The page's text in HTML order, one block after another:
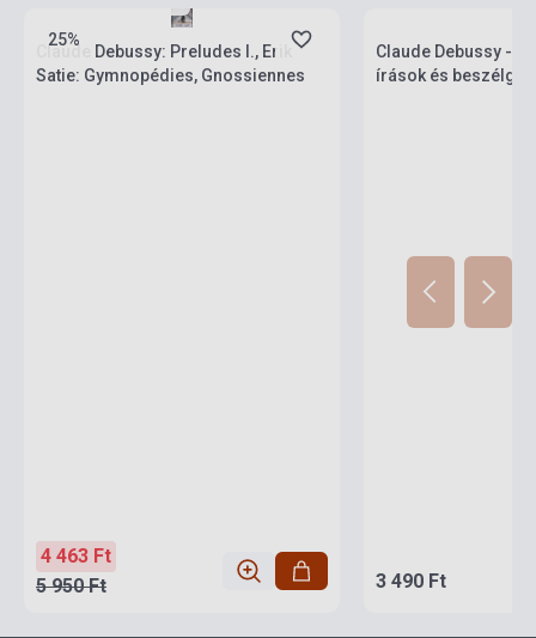
25%
Claude Debussy: Preludes I., Erik
Satie: Gymnopédies, Gnossiennes
4 463 Ft
5 950 Ft
Claude Debussy -
írások és
3 490 Ft